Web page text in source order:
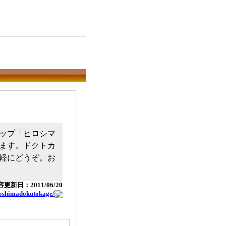
プ「ヒロシマ
す。ドクトカ
にどうぞ。お
更新日：2011/06/20